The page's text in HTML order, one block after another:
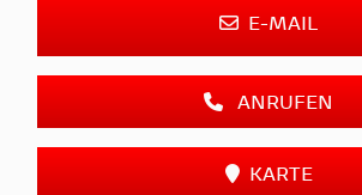
E-MAIL
ANRUFEN
KARTE